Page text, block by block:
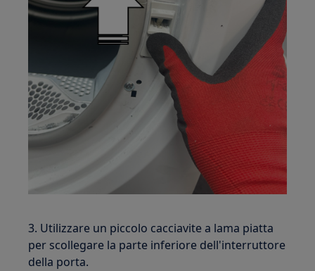
3. Utilizzare un piccolo cacciavite a lama piatta
per scollegare la parte inferiore dell'interruttore
della porta.